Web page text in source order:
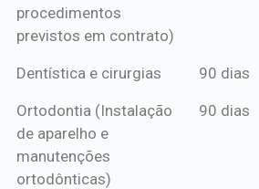
procedimentos
previstos em contrato)
Dentística e cirurgias 90 dias
Ortodontia (Instalação
de aparelho e
manutenções
ortodônticas)
90 dias